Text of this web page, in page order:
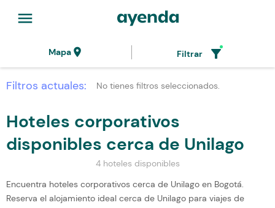
menu
Mapalocation_on Filtrar filter_alt
Filtros actuales: No tienes filtros seleccionados.
Hoteles corporativos
disponibles cerca de Unilago
4 hoteles disponibles
Encuentra hoteles corporativos cerca de Unilago en Bogotá.
Reserva el alojamiento ideal cerca de Unilago para viajes de